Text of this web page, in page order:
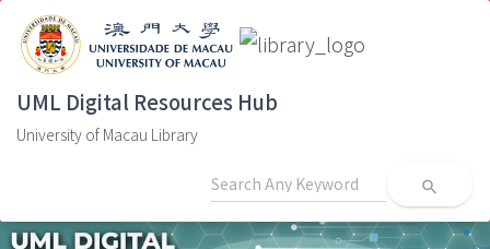
UML Digital Resources Hub
University of Macau Library
search